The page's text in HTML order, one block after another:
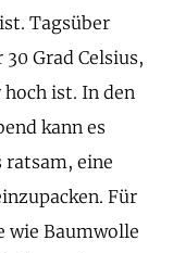
Tagsüber
Grad Celsius,
ist. In den
kann es
ratsam, eine
Für
wie Baumwolle